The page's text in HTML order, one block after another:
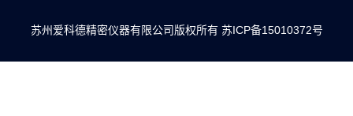
苏州爱科德精密仪器有限公司版权所有 苏ICP备15010372号